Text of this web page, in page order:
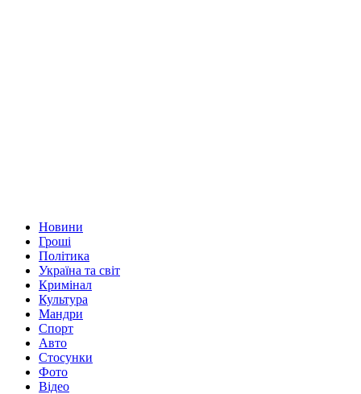
Новини
Гроші
Політика
Україна та світ
Кримінал
Культура
Мандри
Спорт
Авто
Стосунки
Фото
Відео